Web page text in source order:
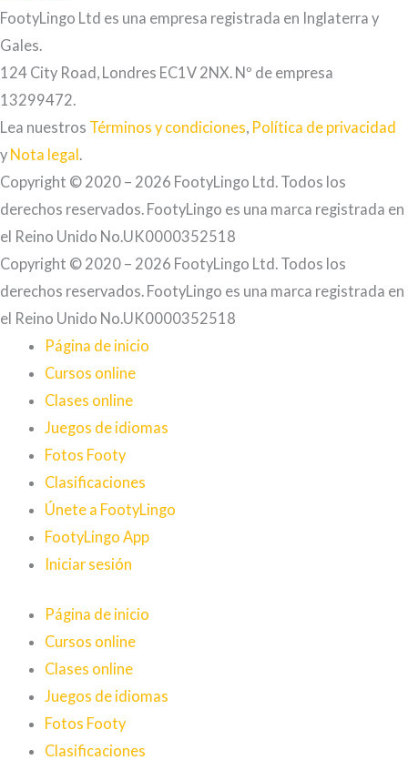
FootyLingo Ltd es una empresa registrada en Inglaterra y
Gales.
124 City Road, Londres EC1V 2NX. Nº de empresa
13299472.
Lea nuestros Términos y condiciones, Política de privacidad
y Nota legal.
Copyright © 2020 – 2026 FootyLingo Ltd. Todos los
derechos reservados. FootyLingo es una marca registrada en
el Reino Unido No.UK0000352518
Copyright © 2020 – 2026 FootyLingo Ltd. Todos los
derechos reservados. FootyLingo es una marca registrada en
el Reino Unido No.UK0000352518
Página de inicio
Cursos online
Clases online
Juegos de idiomas
Fotos Footy
Clasificaciones
Únete a FootyLingo
FootyLingo App
Iniciar sesión
Página de inicio
Cursos online
Clases online
Juegos de idiomas
Fotos Footy
Clasificaciones